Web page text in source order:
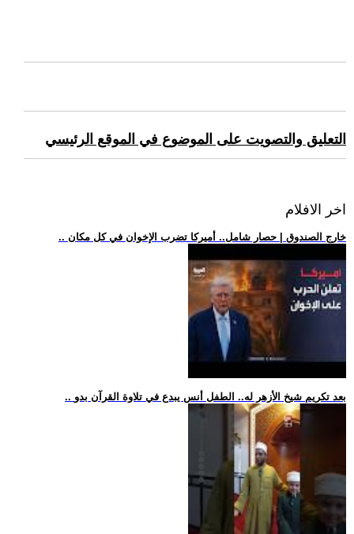
التعليق والتصويت على الموضوع في الموقع الرئيسي
اخر الافلام
.. خارج الصندوق | حصار شامل.. أميركا تضرب الإخوان في كل مكان
.. بعد تكريم شيخ الأزهر له.. الطفل أنس يبدع في تلاوة القرآن بدو